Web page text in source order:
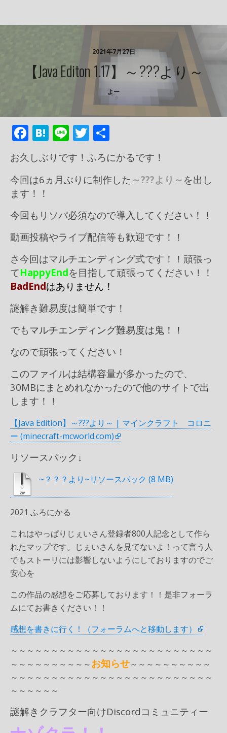
2021年7月27日
【Java Editon 1.17】～???より～
よー
F
ac
e
b
o
o
k
H
at
e
n
Li
n
e
T
w
itt
er
有
お久しぶりです！ふろにかるです！
今回は6ヵ月ぶりに制作した ～???より～ を出し
ます！！
今回もリソパ必須なので導入してください！！
動画投稿やライブ配信等も歓迎です！！
さ今回はマルチエンディング式です！！頑張っ
てHappyEndを目指して頑張ってください！！
BadEndはありません！
謎解き難易度は簡単です！
でもマルチエンディング難易度は鬼！！
なので頑張ってください！
このファイルは結構容量が多かったので、
30MBにまとめれなかったので他のサイトで出
します！！
【Java Edition】～???より～ | マインクラフト コロニ
ー (minecraft-mcworld.com)
リソースパック↓
~？？？より~リソースパック
2021 ふろにかる
これはやっぱりじぇいさん登録者800人記念として作ら
れたマップです。じぇいさんを見てないよ！って言う人
でもストーリには影響しないようにしておりますのでご
安心を
この作品の感想をご応募しております！！是非フォーラ
ムにてお書きください！！
感想を書きに行く！（フォーラムへと移動します）
～～～～～～～～～～～～～～～～～～～～～～～～～
～～～～～～～～～～お知らせ～～～～～～～～～～
～～～～～～～～～～～～～～～～～～～～～～～～～
～～～～～～
謎解きクラフター向けDiscordコミュニティー